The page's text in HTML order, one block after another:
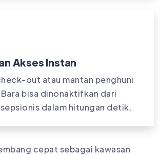
Akses Instan
out atau mantan penghuni
bisa dinonaktifkan dari
dalam hitungan detik.
cepat sebagai kawasan